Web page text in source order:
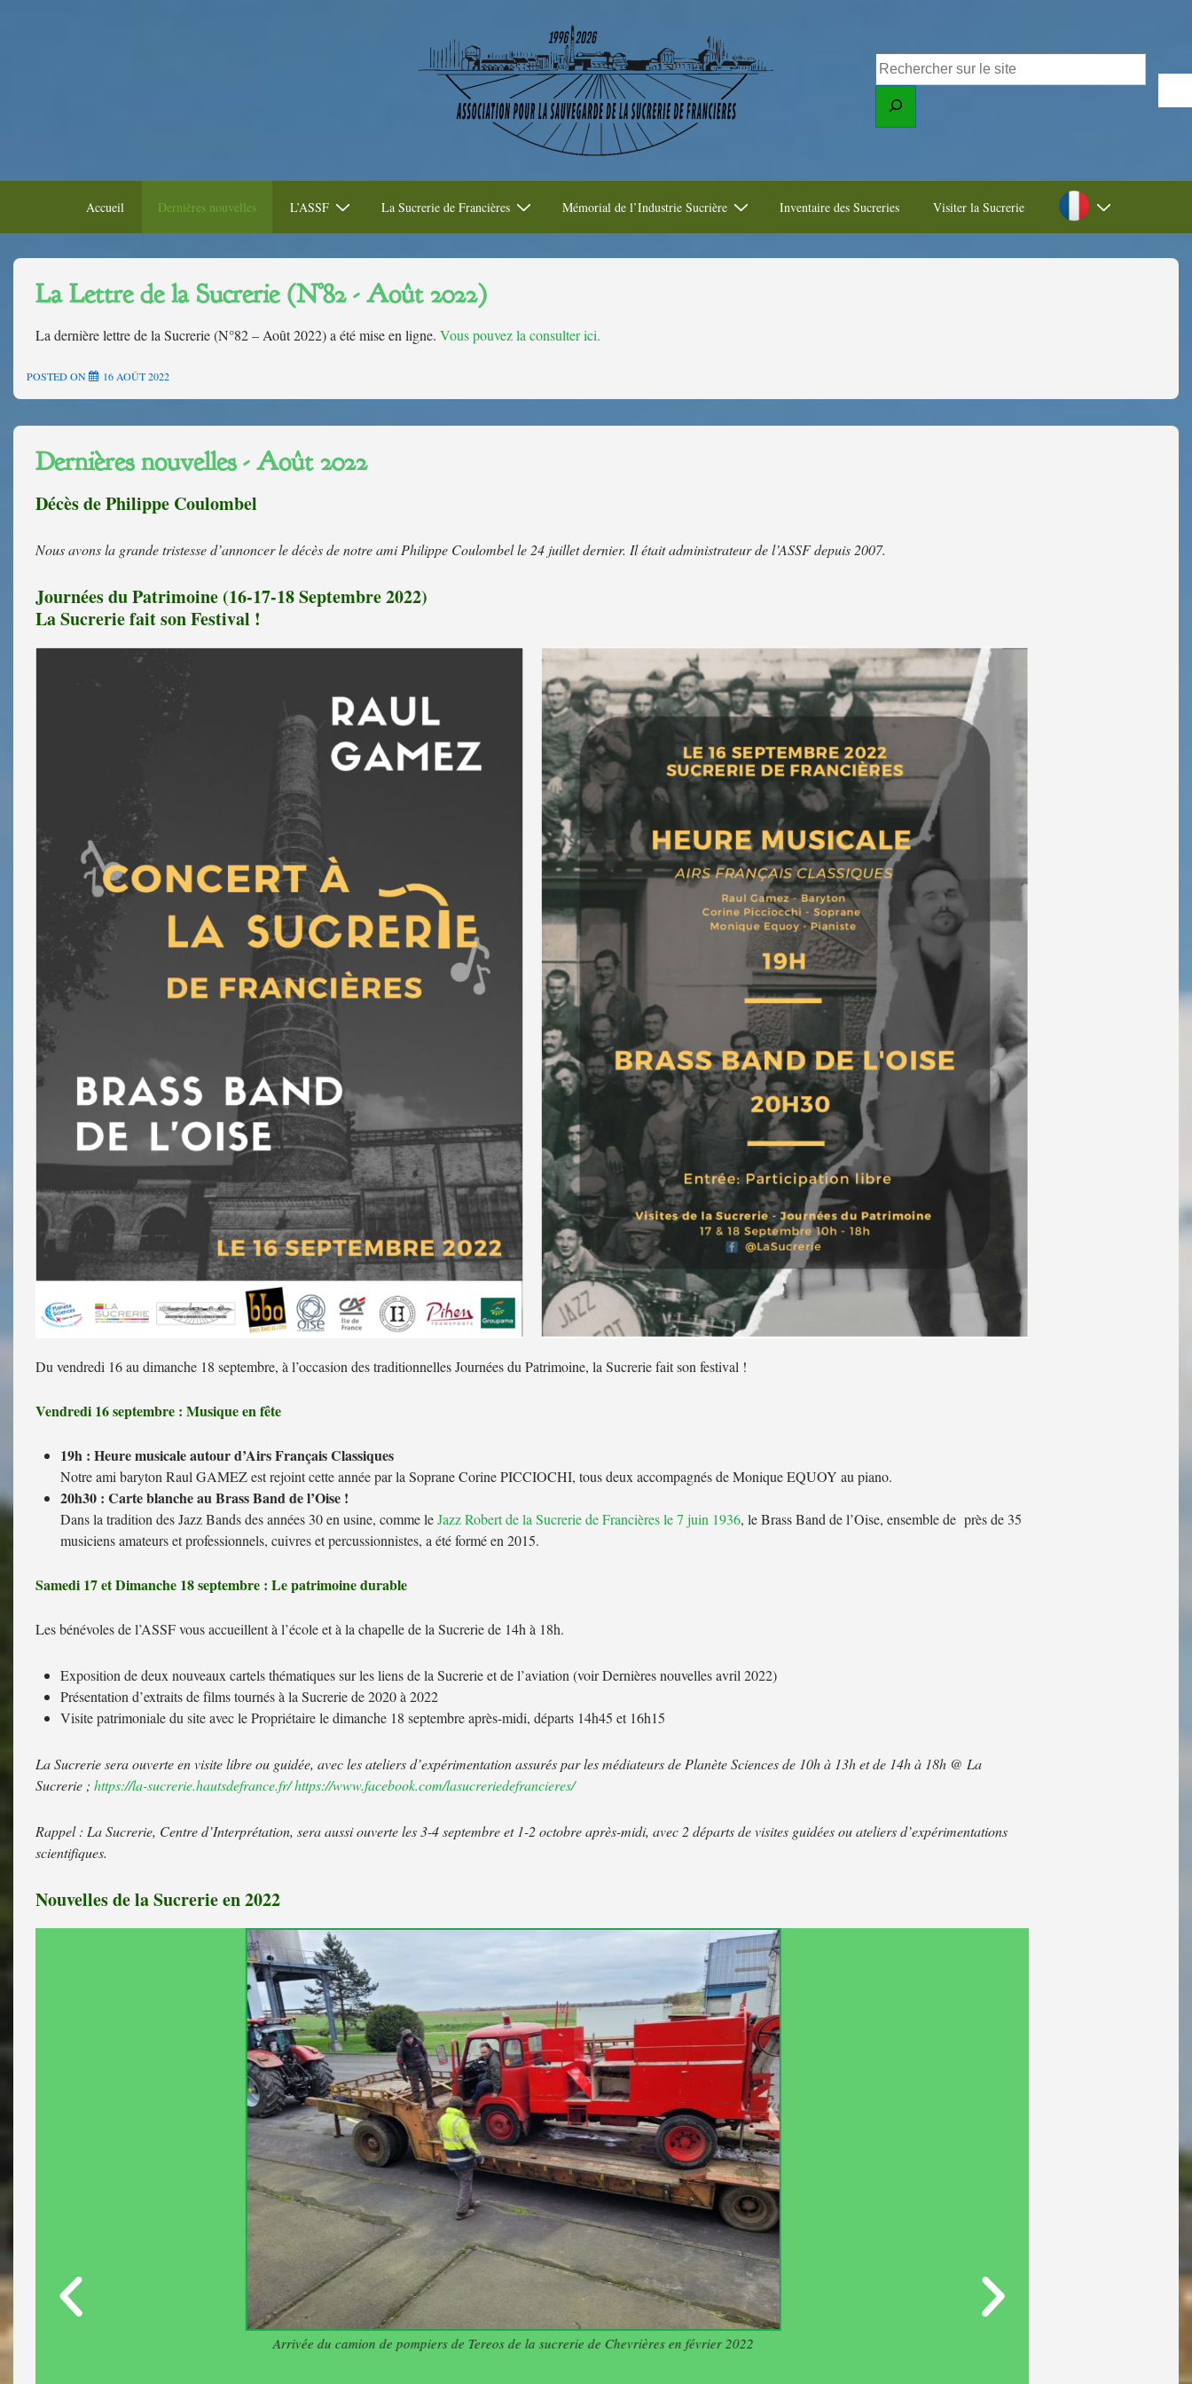
Accueil Dernières nouvelles L’ASSF La Sucrerie de Francières Mémorial de l’Industrie Sucrière Inventaire des Sucreries Visiter la Sucrerie
La Lettre de la Sucrerie (N°82 - Août 2022)
La dernière lettre de la Sucrerie (N°82 – Août 2022) a été mise en ligne. Vous pouvez la consulter ici.
POSTED ON 16 AOÛT 2022
Dernières nouvelles - Août 2022
Décès de Philippe Coulombel
Nous avons la grande tristesse d’annoncer le décès de notre ami Philippe Coulombel le 24 juillet dernier. Il était administrateur de l’ASSF depuis 2007.
Journées du Patrimoine (16-17-18 Septembre 2022)
La Sucrerie fait son Festival !
Du vendredi 16 au dimanche 18 septembre, à l’occasion des traditionnelles Journées du Patrimoine, la Sucrerie fait son festival !
Vendredi 16 septembre : Musique en fête
19h : Heure musicale autour d’Airs Français Classiques
Notre ami baryton Raul GAMEZ est rejoint cette année par la Soprane Corine PICCIOCHI, tous deux accompagnés de Monique EQUOY au piano.
20h30 : Carte blanche au Brass Band de l’Oise !
Dans la tradition des Jazz Bands des années 30 en usine, comme leJazz Robert de la Sucrerie de Francières le 7 juin 1936, le Brass Band de l’Oise, ensemble de près de 35
musiciens amateurs et professionnels, cuivres et percussionnistes, a été formé en 2015.
Samedi 17 et Dimanche 18 septembre : Le patrimoine durable
Les bénévoles de l’ASSF vous accueillent à l’école et à la chapelle de la Sucrerie de 14h à 18h.
Exposition de deux nouveaux cartels thématiques sur les liens de la Sucrerie et de l’aviation (voir Dernières nouvelles avril 2022)
Présentation d’extraits de films tournés à la Sucrerie de 2020 à 2022
Visite patrimoniale du site avec le Propriétaire le dimanche 18 septembre après-midi, départs 14h45 et 16h15
La Sucrerie sera ouverte en visite libre ou guidée, avec les ateliers d’expérimentation assurés par les médiateurs de Planète Sciences de 10h à 13h et de 14h à 18h @ La
Sucrerie ; https://la-sucrerie.hautsdefrance.fr/https://www.facebook.com/lasucreriedefrancieres/
Rappel : La Sucrerie, Centre d’Interprétation, sera aussi ouverte les 3-4 septembre et 1-2 octobre après-midi, avec 2 départs de visites guidées ou ateliers d’expérimentations
scientifiques.
Nouvelles de la Sucrerie en 2022